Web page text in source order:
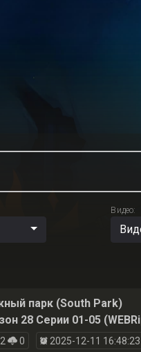
Видео:
парк (South Park)
28 Серии 01-05
2 0 2025-12-11 16:48:23